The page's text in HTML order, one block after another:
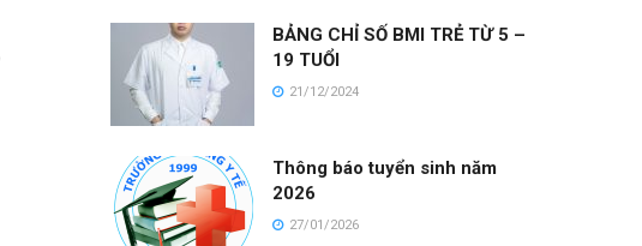
BẢNG CHỈ SỐ BMI TRẺ TỪ 5 –
19 TUỔI
21/12/2024
Thông báo tuyển sinh năm
2026
27/01/2026